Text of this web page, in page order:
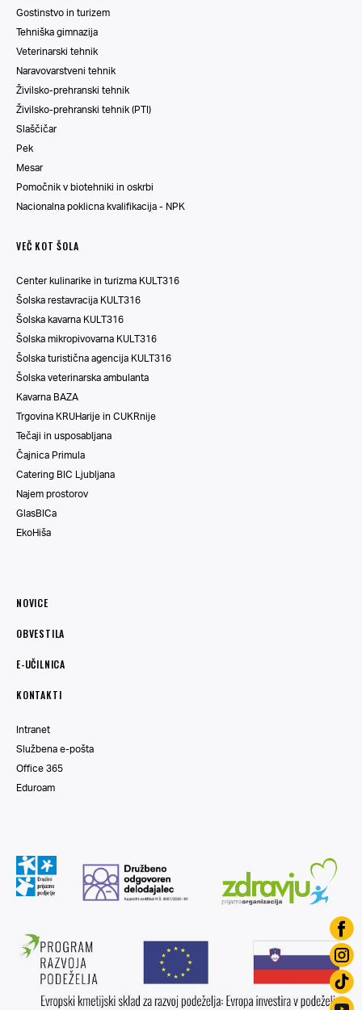
Gostinstvo in turizem
Tehniška gimnazija
Veterinarski tehnik
Naravovarstveni tehnik
Živilsko-prehranski tehnik
Živilsko-prehranski tehnik (PTI)
Slaščičar
Pek
Mesar
Pomočnik v biotehniki in oskrbi
Nacionalna poklicna kvalifikacija - NPK
VEČ KOT ŠOLA
Center kulinarike in turizma KULT316
Šolska restavracija KULT316
Šolska kavarna KULT316
Šolska mikropivovarna KULT316
Šolska turistična agencija KULT316
Šolska veterinarska ambulanta
Kavarna BAZA
Trgovina KRUHarije in CUKRnije
Tečaji in usposabljana
Čajnica Primula
Catering BIC Ljubljana
Najem prostorov
GlasBICa
EkoHiša
NOVICE
OBVESTILA
E-UČILNICA
KONTAKTI
Intranet
Službena e-pošta
Office 365
Eduroam